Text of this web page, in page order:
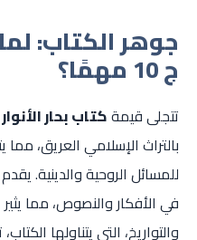
جوهر الكتاب:
ج 10 مهمًا؟
تتجلى قيمةكتاب بحار الأنوار ج
بالتراث الإسلامي العريق،
للمسائل الروحية والدينية.
في الأفكار والنصوص، مما
والتواريخ، التي يتناولها